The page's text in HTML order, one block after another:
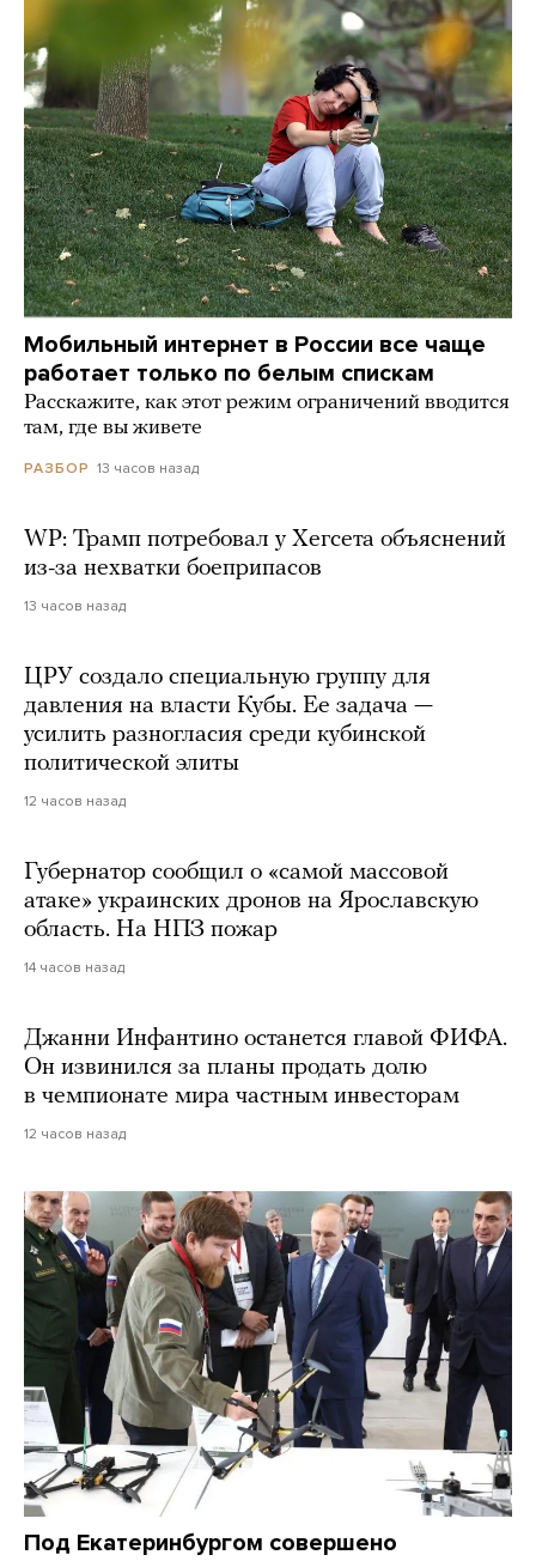
Мобильный интернет в России все чаще
работает только по белым спискам
Расскажите, как этот режим ограничений вводится
там, где вы живете
РАЗБОР 13 часов назад
WP: Трамп потребовал у Хегсета объяснений
из-за нехватки боеприпасов
13 часов назад
ЦРУ создало специальную группу для
давления на власти Кубы. Ее задача —
усилить разногласия среди кубинской
политической элиты
12 часов назад
Губернатор сообщил о «самой массовой
атаке» украинских дронов на Ярославскую
область. На НПЗ пожар
14 часов назад
Джанни Инфантино останется главой ФИФА.
Он извинился за планы продать долю
в чемпионате мира частным инвесторам
12 часов назад
Под Екатеринбургом совершено